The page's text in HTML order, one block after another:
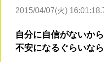
2015/04/07(火)
自分に自信がないか
不安になるぐらいな